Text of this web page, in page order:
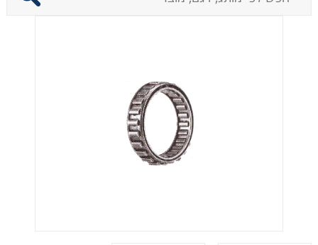
שרשראות, גלגלי שרשרת וגלגלי שיניים
רצועות וי, רצועות תזמון וגלגלים